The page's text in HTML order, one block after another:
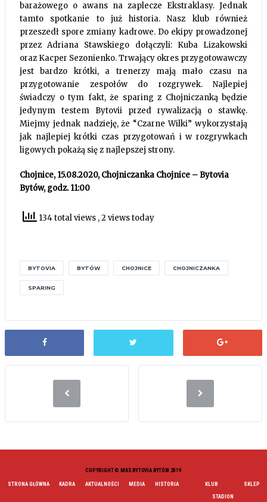
barażowego o awans na zaplecze Ekstraklasy. Jednak
tamto spotkanie to już historia. Nasz klub również
przeszedł spore zmiany kadrowe. Do ekipy prowadzonej
przez Adriana Stawskiego dołączyli: Kuba Lizakowski
oraz Kacper Sezonienko. Trwający okres przygotowawczy
jest bardzo krótki, a trenerzy mają mało czasu na
przygotowanie zespołów do rozgrywek. Najlepiej
świadczy o tym fakt, że sparing z Chojniczanką będzie
jedynym testem Bytovii przed rywalizacją o stawkę.
Miejmy jednak nadzieję, że “Czarne Wilki” wykorzystają
jak najlepiej krótki czas przygotowań i w rozgrywkach
ligowych pokażą się z najlepszej strony.
Chojnice, 15.08.2020, Chojniczanka Chojnice – Bytovia
Bytów, godz. 11:00
134 total views , 2 views today
BYTOVIA BYTÓW CHOJNICE CHOJNICZANKA
SPARING
COPYRIGHT © MKS BYTOVIA BYTÓW 2019
STRONA GŁÓWNA KADRA AKTUALNOŚCI MEDIA HISTORIA KLUB
STADION
SKLEP